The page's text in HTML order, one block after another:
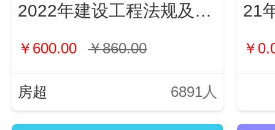
2022年建设工程法规及相关知识
￥600.00 ￥860.00
房超 6891人
21
￥